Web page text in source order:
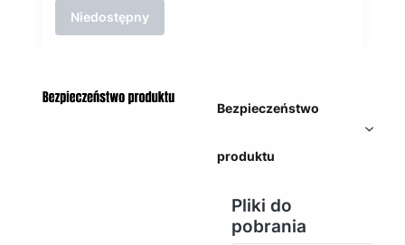
Niedostępny
Bezpieczeństwo
produktu
Pliki do
pobrania